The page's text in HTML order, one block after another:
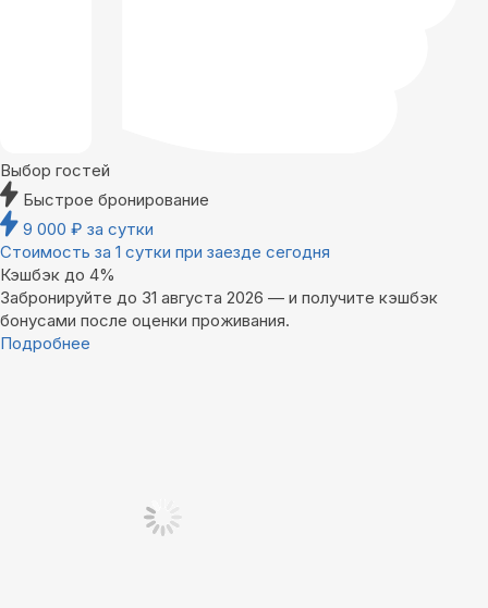
Выбор гостей
Быстрое бронирование
9 000 ₽ за сутки
Стоимость за 1 сутки при заезде сегодня
Кэшбэк до 4%
Забронируйте до 31 августа 2026 — и получите кэшбэк
бонусами после оценки проживания.
Подробнее